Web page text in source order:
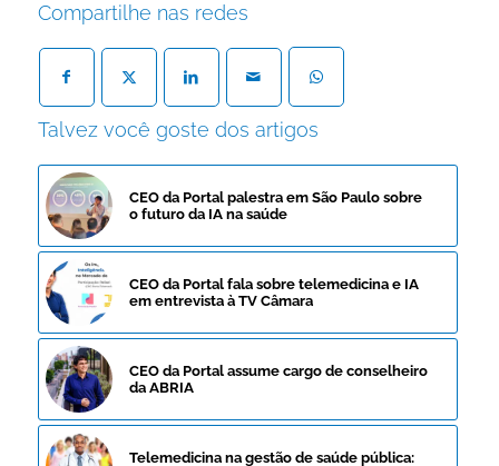
Compartilhe nas redes
Talvez você goste dos artigos
CEO da Portal palestra em São Paulo sobre
o futuro da IA na saúde
CEO da Portal fala sobre telemedicina e IA
em entrevista à TV Câmara
CEO da Portal assume cargo de conselheiro
da ABRIA
Telemedicina na gestão de saúde pública: